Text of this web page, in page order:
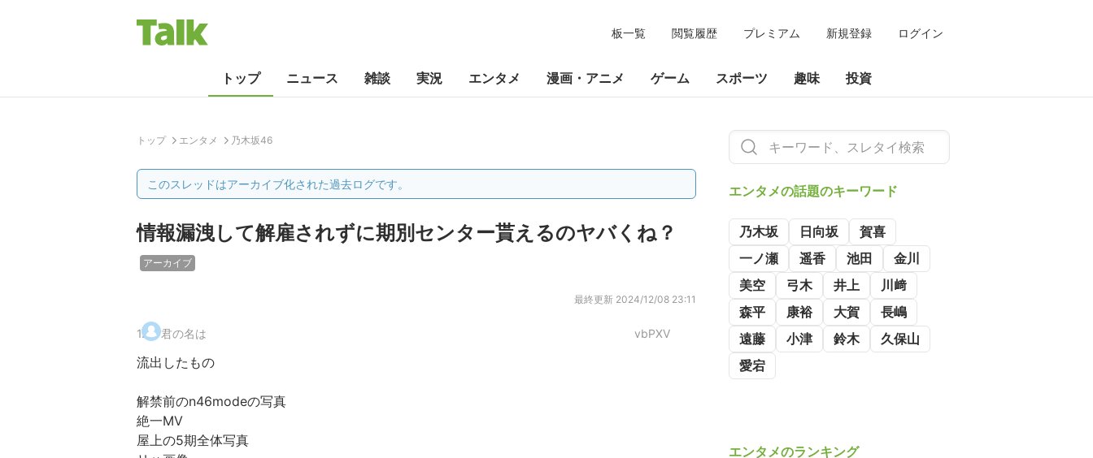
板一覧 閲覧履歴 プレミアム 新規登録 ログイン
トップ ニュース 雑談 実況 エンタメ 漫画・アニメ ゲーム スポーツ 趣味 投資
トップ エンタメ 乃木坂46
このスレッドはアーカイブ化された過去ログです。
情報漏洩して解雇されずに期別センター貰えるのヤバくね？
アーカイブ
最終更新 2024/12/08 23:11
1. 君の名は vbPXV
流出したもの
解禁前のn46modeの写真
絶一MV
屋上の5期全体写真
エンタメの話題のキーワード
乃木坂 日向坂
賀喜
一ノ瀬
遥香 池田
金川
美空
弓木 井上
川﨑
森平
康裕 大賀
長嶋
遠藤
小津 鈴木
久保山
愛宕
エンタメのランキング